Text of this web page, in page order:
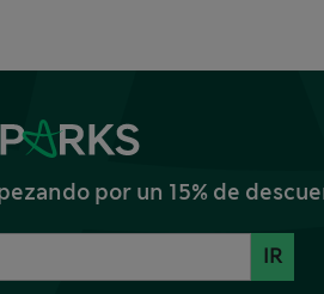
por un 15% de
IR